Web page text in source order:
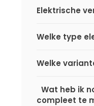
Elektrische
Welke type
Welke
Wat heb ik
compleet te